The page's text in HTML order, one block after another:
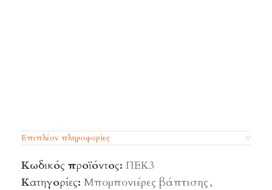
Επιπλέον πληροφορίες
Κωδικός προϊόντος: ΠΕΚ3
Κατηγορίες: Μπομπονιέρες βάπτισης,